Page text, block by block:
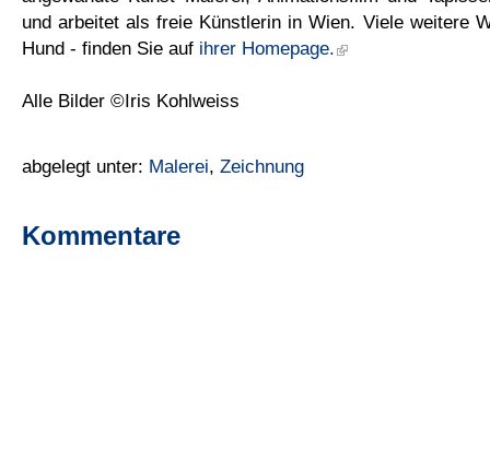
und arbeitet als freie Künstlerin in Wien. Viele weitere
Hund - finden Sie auf ihrer Homepage.
Alle Bilder ©Iris Kohlweiss
abgelegt unter: Malerei, Zeichnung
Kommentare